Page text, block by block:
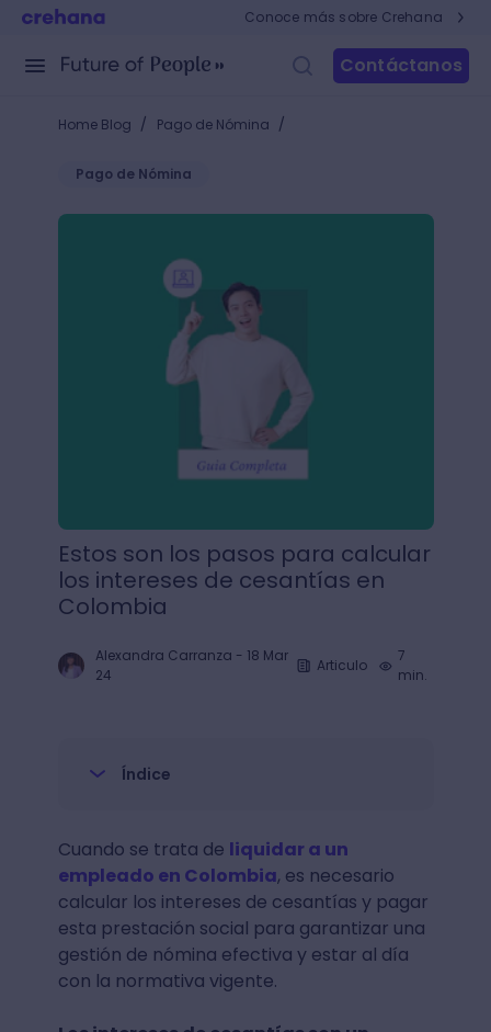
Conoce más sobre Crehana
Contáctanos
Home Blog / Pago de Nómina /
Pago de Nómina
Estos son los pasos para calcular los intereses de
Estos son los pasos para calcular
los intereses de cesantías en
Colombia
Alexandra Carranza - 18 Mar
24
Articulo
7
min.
Índice
Cuando se trata de liquidar a un
empleado en Colombia, es necesario
calcular los intereses de cesantías y pagar
esta prestación social para garantizar una
gestión de nómina efectiva y estar al día
con la normativa vigente.